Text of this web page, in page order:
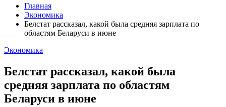
Главная
Экономика
Белстат рассказал, какой была средняя зарплата по
областям Беларуси в июне
Экономика
Белстат рассказал, какой была
средняя зарплата по областям
Беларуси в июне